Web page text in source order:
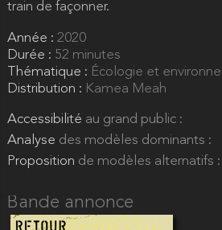
train de façonner.
Année : 2020
Durée : 52 minutes
Thématique : Écologie et
Distribution : Kamea Meah
Accessibilité au grand public :
Analyse des modèles dominants :
Proposition de modèles alternatifs :
Bande annonce